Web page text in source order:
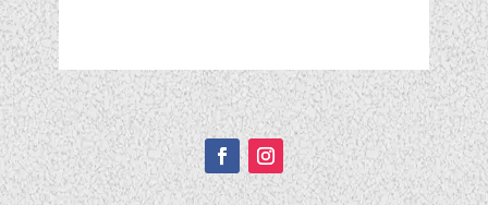
Подписывайтесь!